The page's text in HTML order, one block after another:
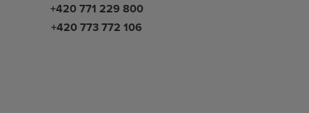
+420 771 229 800
+420 773 772 106